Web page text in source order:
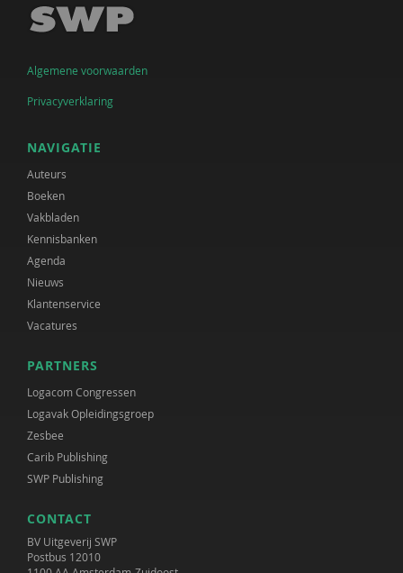
Algemene voorwaarden
Privacyverklaring
NAVIGATIE
Auteurs
Boeken
Vakbladen
Kennisbanken
Agenda
Nieuws
Klantenservice
Vacatures
PARTNERS
Logacom Congressen
Logavak Opleidingsgroep
Zesbee
Carib Publishing
SWP Publishing
CONTACT
BV Uitgeverij SWP
Postbus 12010